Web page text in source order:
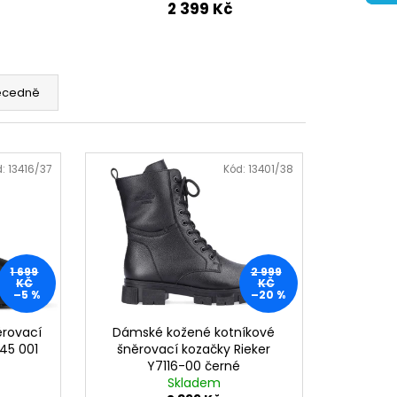
2 399 Kč
1 699
KČ
–5 %
001
13416/37
2 999
KČ
–20 %
Dámské kožené kotníkové
šněrovací kozačky Rieker
Y7116-00 černé
Skladem
Kód: 13401/38
SANDÁLY NA
710221-08